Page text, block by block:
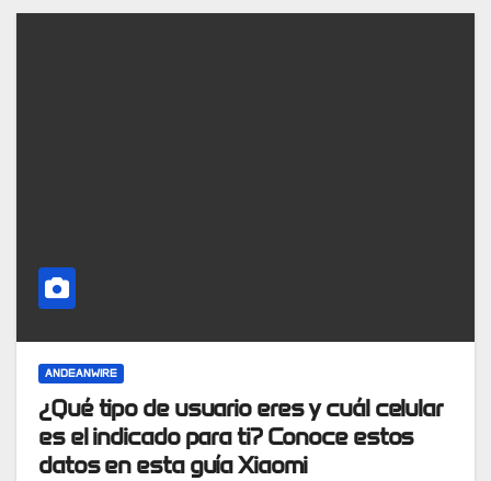
ANDEANWIRE
¿Qué tipo de usuario eres y cuál celular
es el indicado para ti? Conoce estos
datos en esta guía Xiaomi